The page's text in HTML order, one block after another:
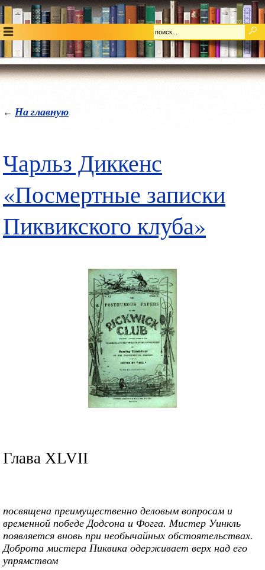
← На главную
Чарльз Диккенс
«Посмертные записки
Пиквикского клуба»
Глава XLVII
посвящена преимущественно деловым вопросам и
временной победе Додсона и Фогга. Мистер Уинкль
появляется вновь при необычайных обстоятельствах.
Доброта мистера Пиквика одерживает верх над его
упрямством